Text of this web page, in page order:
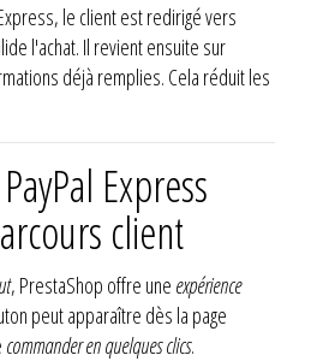
le client est redirigé vers
l'achat. Il revient ensuite sur
déjà remplies. Cela réduit les
Express
client
, PrestaShop offre une expérience
peut apparaître dès la page
commander en quelques clics.